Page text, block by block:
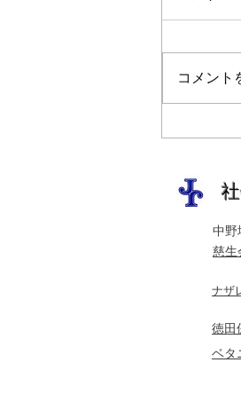
コメント
中野
慈生
ナザ
徳田
ベタ